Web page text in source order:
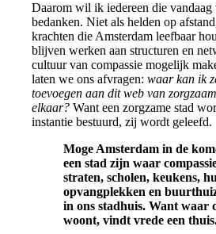
Daarom wil ik iedereen die vandaag
bedanken. Niet als helden op
krachten die Amsterdam leefbaar
blijven werken aan structuren en
cultuur van compassie mogelijk
laten we ons afvragen:waar kan ik
toevoegen aan dit web van
elkaar? Want een zorgzame stad
instantie bestuurd, zij wordt geleefd.
Moge Amsterdam in de
een stad zijn waar
straten, scholen, keukens,
opvangplekken en
in ons stadhuis. Want waar
woont, vindt vrede een